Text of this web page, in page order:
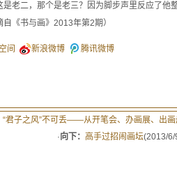
是老二，那个是老三？因为脚步声里反应了
《书与画》2013年第2期）
间 新浪微博 腾讯微博
“君子之风”不可丢——从开笔会、办画展、出
· 向下： 高手过招闹画坛(2013/6/